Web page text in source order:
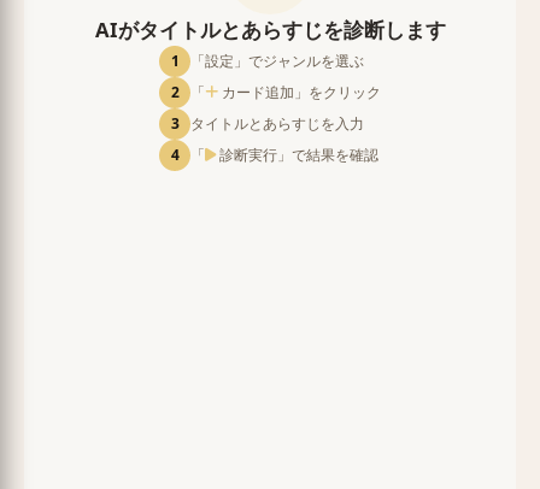
AIがタイトルとあらすじを診断します
1
「設定」でジャンルを選ぶ
2
「
カード追加」をクリック
3
タイトルとあらすじを入力
4
「 診断実行」で結果を確認